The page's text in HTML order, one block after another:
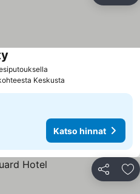
Keskusta
Katso hinnat
Jaa